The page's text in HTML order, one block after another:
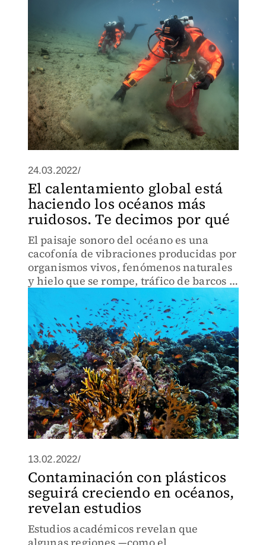
24.03.2022/
El calentamiento global está
haciendo los océanos más
ruidosos. Te decimos por qué
El paisaje sonoro del océano es una
cacofonía de vibraciones producidas por
organismos vivos, fenómenos naturales
y hielo que se rompe, tráfico de barcos y
extracción de recursos.
13.02.2022/
Contaminación con plásticos
seguirá creciendo en océanos,
revelan estudios
Estudios académicos revelan que